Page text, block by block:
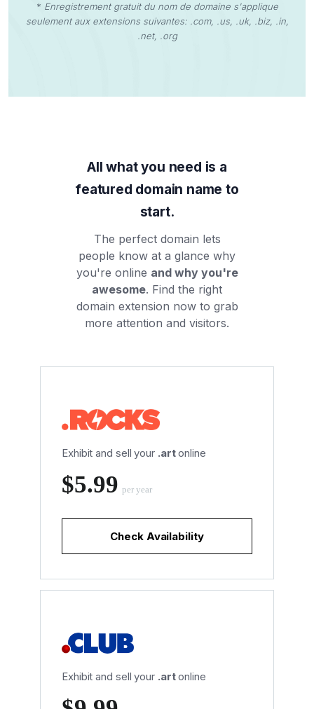
* Enregistrement gratuit du nom de domaine s'applique
seulement aux extensions suivantes: .com, .us, .uk, .biz, .in,
.net, .org
All what you need is a
featured domain name to
start.
The perfect domain lets
people know at a glance why
you're online and why you're
awesome. Find the right
domain extension now to grab
more attention and visitors.
Exhibit and sell your .artonline
‪$5.99 per year
Check Availability
Exhibit and sell your .artonline